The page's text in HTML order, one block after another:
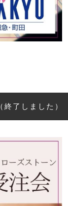
了しました）